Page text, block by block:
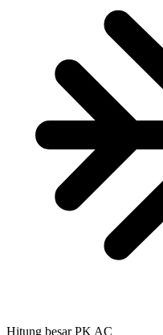
Hitung besar PK AC